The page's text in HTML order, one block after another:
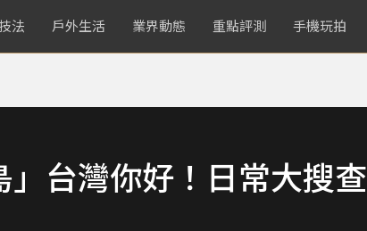
法 戶外生活 業界動態 重點評測 手機玩拍
」台灣你好！日常大搜查